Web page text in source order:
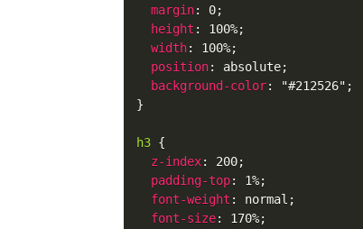
margin: 0;
height : 100%;
width: 100%;
position: absolute;
background-color: "#212526" ;
}
h3 {
z-index: 200;
padding-top: 1%;
font-weight : normal ;
font-size: 170%;